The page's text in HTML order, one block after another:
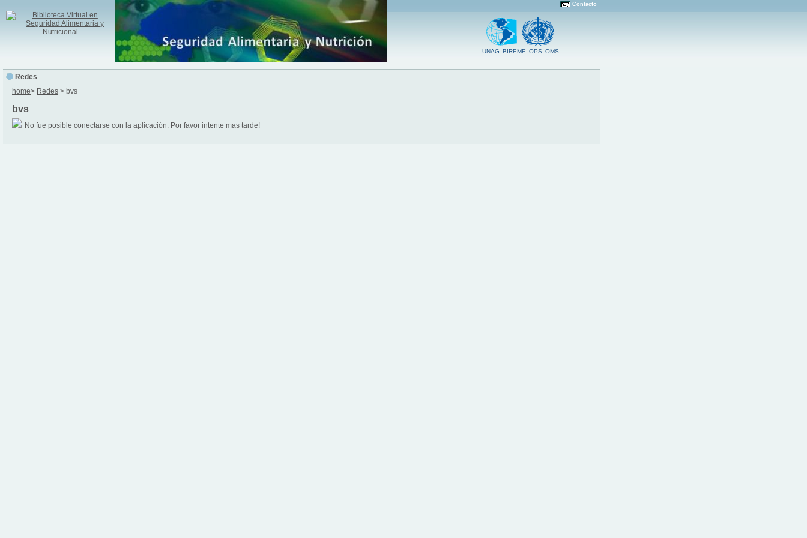
Contacto
UNAG BIREME OPS OMS
Redes
home> Redes > bvs
bvs
No fue posible conectarse con la aplicación. Por favor intente mas tarde!